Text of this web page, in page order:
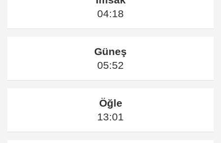
04:18
Güneş
05:52
Öğle
13:01